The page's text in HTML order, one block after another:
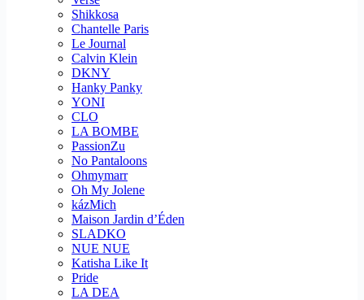
Shikkosa
Chantelle Paris
Le Journal
Calvin Klein
DKNY
Hanky Panky
YONI
CLO
LA BOMBE
PassionZu
No Pantaloons
Ohmymarr
Oh My Jolene
kázMich
Maison Jardin d’Éden
SLADKO
NUE NUE
Katisha Like It
Pride
LA DEA